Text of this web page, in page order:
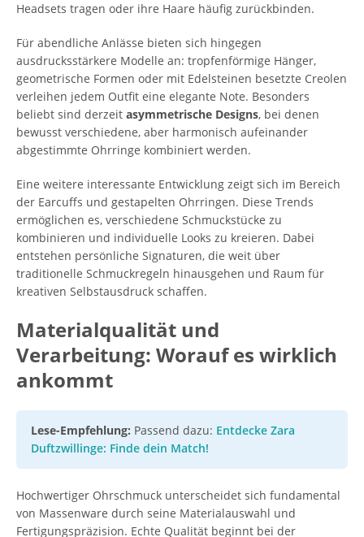
Headsets tragen oder ihre Haare häufig zurückbinden.
Für abendliche Anlässe bieten sich hingegen
ausdrucksstärkere Modelle an: tropfenförmige Hänger,
geometrische Formen oder mit Edelsteinen besetzte Creolen
verleihen jedem Outfit eine elegante Note. Besonders
beliebt sind derzeit asymmetrische Designs, bei denen
bewusst verschiedene, aber harmonisch aufeinander
abgestimmte Ohrringe kombiniert werden.
Eine weitere interessante Entwicklung zeigt sich im Bereich
der Earcuffs und gestapelten Ohrringen. Diese Trends
ermöglichen es, verschiedene Schmuckstücke zu
kombinieren und individuelle Looks zu kreieren. Dabei
entstehen persönliche Signaturen, die weit über
traditionelle Schmuckregeln hinausgehen und Raum für
kreativen Selbstausdruck schaffen.
Materialqualität und
Verarbeitung: Worauf es wirklich
ankommt
Lese-Empfehlung: Passend dazu: Entdecke Zara
Duftzwillinge: Finde dein Match!
Hochwertiger Ohrschmuck unterscheidet sich fundamental
von Massenware durch seine Materialauswahl und
Fertigungspräzision. Echte Qualität beginnt bei der